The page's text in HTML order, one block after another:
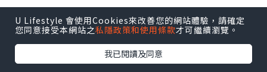
naver accounts 18分鐘前
U Lifestyle 會使用Cookies來改善您的網站體驗，請確定
您同意接受本網站之私隱政策和使用條款才可繼續瀏覽。
我已閱讀及同意